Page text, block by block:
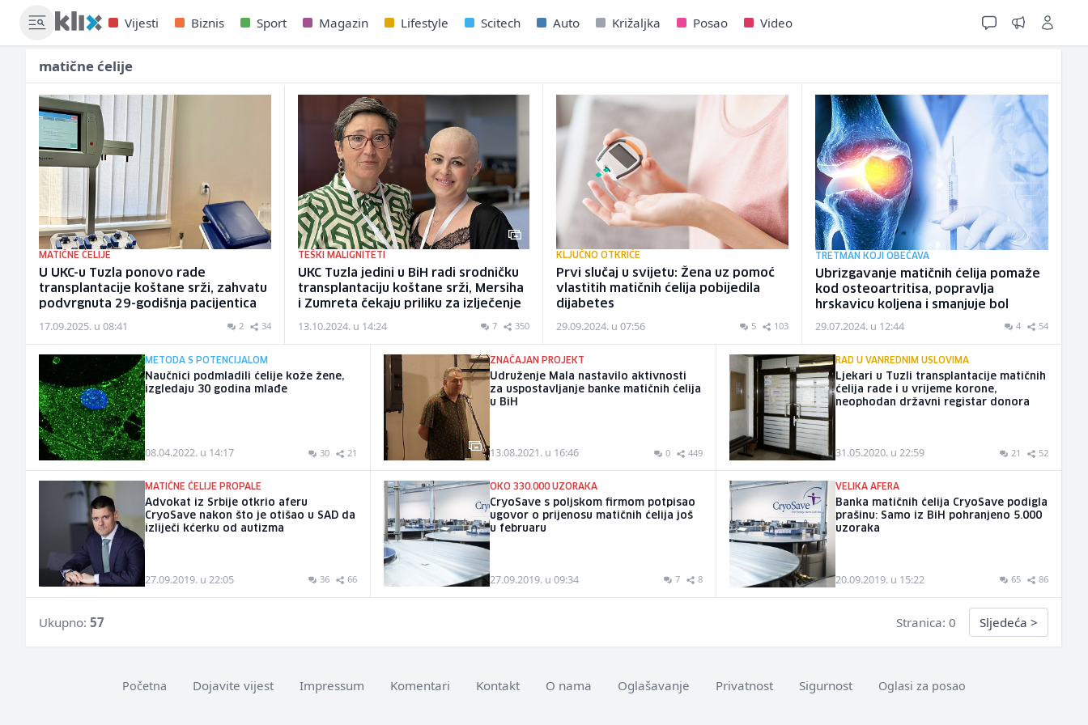
Vijesti Biznis Sport Magazin Lifestyle Scitech Auto Križaljka Posao Video
matične ćelije
MATIČNE ĆELIJE
U UKC-u Tuzla ponovo rade
transplantacije koštane srži, zahvatu
podvrgnuta 29-godišnja pacijentica
17.09.2025. u 08:41 2 34
TEŠKI MALIGNITETI
UKC Tuzla jedini u BiH radi srodničku
transplantaciju koštane srži, Mersiha
i Zumreta čekaju priliku za izlječenje
13.10.2024. u 14:24 7 350
KLJUČNO OTKRIĆE
Prvi slučaj u svijetu: Žena uz pomoć
vlastitih matičnih ćelija pobijedila
dijabetes
29.09.2024. u 07:56 5 103
TRETMAN KOJI OBEĆAVA
Ubrizgavanje matičnih ćelija pomaže
kod osteoartritisa, popravlja
hrskavicu koljena i smanjuje bol
29.07.2024. u 12:44 4 54
METODA S POTENCIJALOM
Naučnici podmladili ćelije kože žene,
izgledaju 30 godina mlađe
08.04.2022. u 14:17 30 21
ZNAČAJAN PROJEKT
Udruženje Mala nastavilo aktivnosti
za uspostavljanje banke matičnih ćelija
u BiH
13.08.2021. u 16:46 0 449
RAD U VANREDNIM USLOVIMA
Ljekari u Tuzli transplantacije matičnih
ćelija rade i u vrijeme korone,
neophodan državni registar donora
31.05.2020. u 22:59 21 52
MATIČNE ĆELIJE PROPALE
Advokat iz Srbije otkrio aferu
CryoSave nakon što je otišao u SAD da
izliječi kćerku od autizma
27.09.2019. u 22:05 36 66
OKO 330.000 UZORAKA
CryoSave s poljskom firmom potpisao
ugovor o prijenosu matičnih ćelija još
u februaru
27.09.2019. u 09:34 7 8
VELIKA AFERA
Banka matičnih ćelija CryoSave podigla
prašinu: Samo iz BiH pohranjeno 5.000
uzoraka
20.09.2019. u 15:22 65 86
Ukupno: 57 Stranica: 0 Sljedeća >
Početna Dojavite vijest Impressum Komentari Kontakt O nama Oglašavanje Privatnost Sigurnost Oglasi za posao